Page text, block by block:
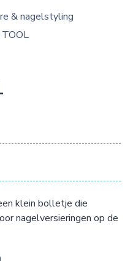
& nagelstyling
klein bolletje die
nagelversieringen op de